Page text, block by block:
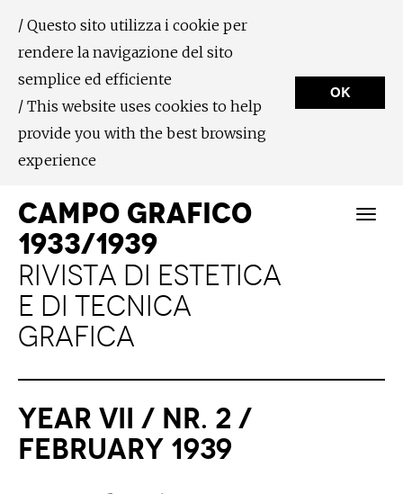
/ Questo sito utilizza i cookie per
rendere la navigazione del sito
semplice ed efficiente
/ This website uses cookies to help
provide you with the best browsing
experience
OK
CAMPO GRAFICO
1933/1939
RIVISTA DI ESTETICA
E DI TECNICA
GRAFICA
​Year VII / Nr. 2 /
february 1939